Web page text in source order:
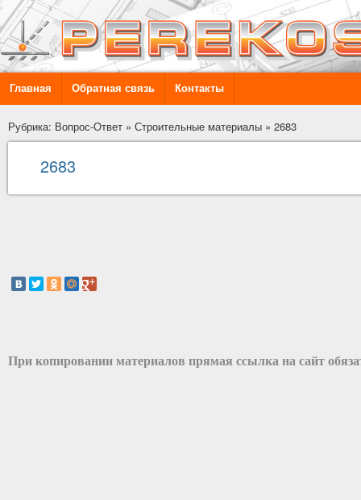
Главная Обратная связь Контакты
Рубрика: Вопрос-Ответ » Строительные материалы » 2683
2683
При копировании материалов прямая ссылка на сайт